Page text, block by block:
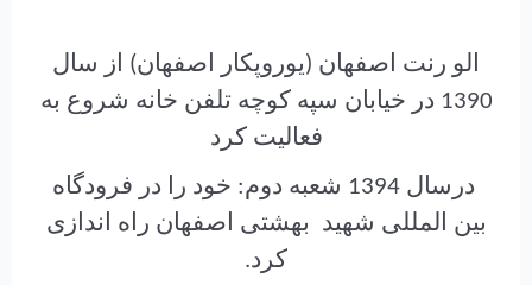
الو رنت اصفهان (یوروپکار اصفهان) از سال
1390 در خیابان سپه کوچه تلفن خانه شروع به
فعالیت کرد
درسال 1394 شعبه دوم: خود را در فرودگاه
بین المللی شهید بهشتی اصفهان راه اندازی
کرد.